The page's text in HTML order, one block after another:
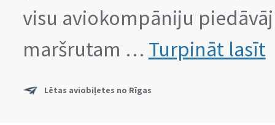
visu aviokompāniju
maršrutam … Turpināt lasīt
Lētas aviobiļetes no Rīgas